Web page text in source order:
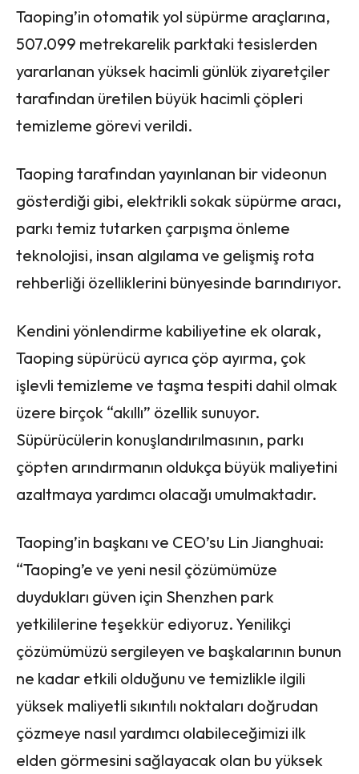
Taoping’in otomatik yol süpürme araçlarına,
507.099 metrekarelik parktaki tesislerden
yararlanan yüksek hacimli günlük ziyaretçiler
tarafından üretilen büyük hacimli çöpleri
temizleme görevi verildi.
Taoping tarafından yayınlanan bir videonun
gösterdiği gibi, elektrikli sokak süpürme aracı,
parkı temiz tutarken çarpışma önleme
teknolojisi, insan algılama ve gelişmiş rota
rehberliği özelliklerini bünyesinde barındırıyor.
Kendini yönlendirme kabiliyetine ek olarak,
Taoping süpürücü ayrıca çöp ayırma, çok
işlevli temizleme ve taşma tespiti dahil olmak
üzere birçok “akıllı” özellik sunuyor.
Süpürücülerin konuşlandırılmasının, parkı
çöpten arındırmanın oldukça büyük maliyetini
azaltmaya yardımcı olacağı umulmaktadır.
Taoping’in başkanı ve CEO’su Lin Jianghuai:
“Taoping’e ve yeni nesil çözümümüze
duydukları güven için Shenzhen park
yetkililerine teşekkür ediyoruz. Yenilikçi
çözümümüzü sergileyen ve başkalarının bunun
ne kadar etkili olduğunu ve temizlikle ilgili
yüksek maliyetli sıkıntılı noktaları doğrudan
çözmeye nasıl yardımcı olabileceğimizi ilk
elden görmesini sağlayacak olan bu yüksek